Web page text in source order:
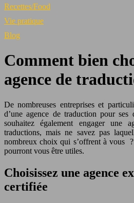
Recettes/Food
Vie pratique
Blog
Comment bien
agence de
De nombreuses entreprises et
d’une agence de traduction pour ses
souhaitez également engager une
traductions, mais ne savez pas
nombreux choix qui s’offrent à vous
pourront vous être utiles.
Choisissez une agence
certifiée